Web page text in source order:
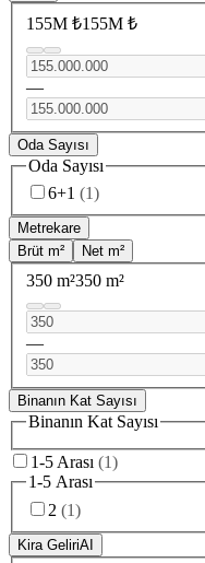
155M ₺155M ₺
—
Oda Sayısı
Oda Sayısı
6+1 (1)
Metrekare
Brüt m²
Net m²
350 m²350 m²
—
Binanın Kat Sayısı
Binanın Kat Sayısı
1-5 Arası (1)
1-5 Arası
2 (1)
Kira GeliriAI